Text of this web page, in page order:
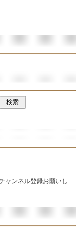
ャンネル登録お願いし